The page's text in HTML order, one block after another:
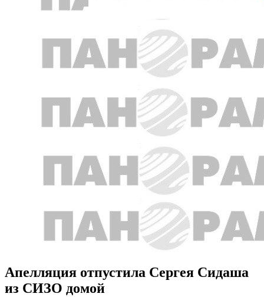
Апелляция отпустила Сергея Сидаша
из СИЗО домой